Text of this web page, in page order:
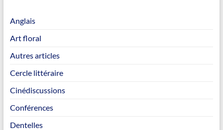
Anglais
Art floral
Autres articles
Cercle littéraire
Cinédiscussions
Conférences
Dentelles